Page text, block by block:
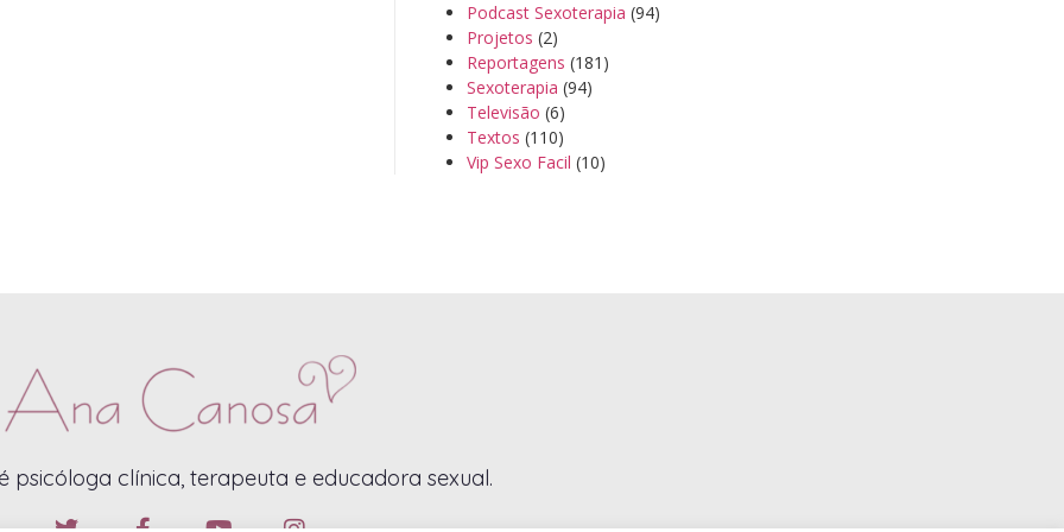
Podcast Sexoterapia (94)
Projetos (2)
Reportagens (181)
Sexoterapia (94)
Televisão (6)
Textos (110)
Vip Sexo Facil (10)
psicóloga clínica, terapeuta e educadora sexual.